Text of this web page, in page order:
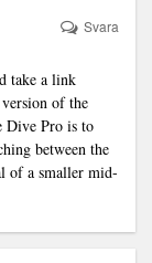
take a link
of the
Dive Pro is to
between the
of a smaller mid-
Svara